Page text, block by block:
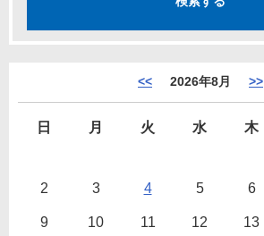
<< 2026年8月 >>
日 月 火 水 木
2 3 4 5 6
9 10 11 12 13